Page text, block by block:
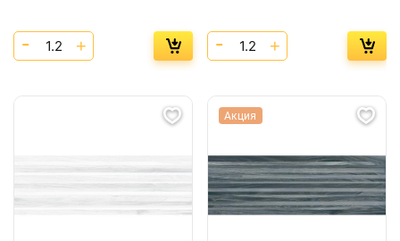
Акция